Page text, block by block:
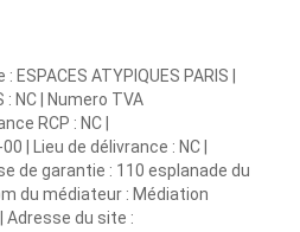
ATYPIQUES PARIS |
NC | Numero TVA
RCP : NC |
| Lieu de délivrance : NC |
de garantie : 110 esplanade du
du médiateur : Médiation
Adresse du site :